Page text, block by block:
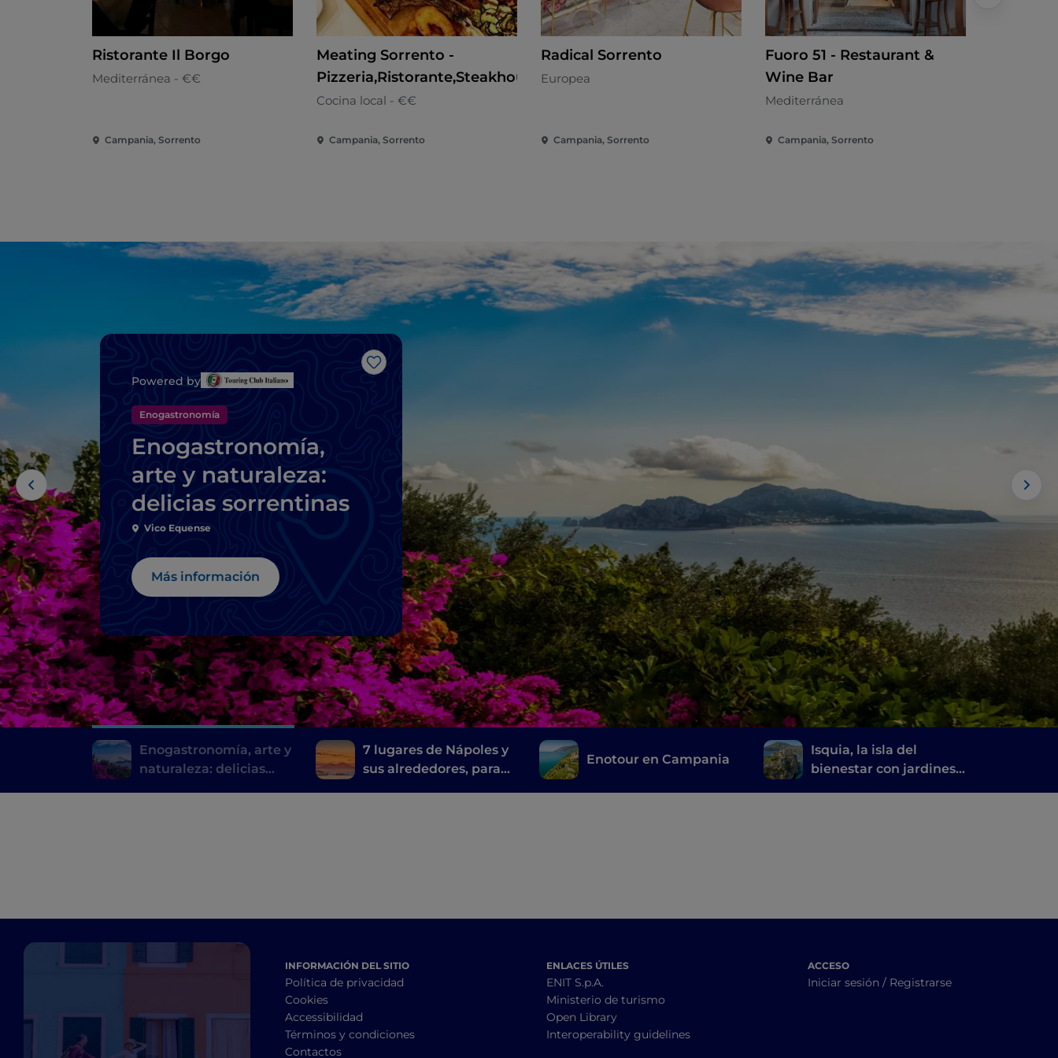
Ristorante Il Borgo
Mediterránea - €€
Campania, Sorrento
Meating Sorrento -
Pizzeria,Ristorante,Steakhouse
Cocina local - €€
Campania, Sorrento
Radical Sorrento
Europea
Campania, Sorrento
Fuoro 51 - Restaurant &
Wine Bar
Mediterránea
Campania, Sorrento
Me gusta
Powered by
Enogastronomía
Enogastronomía,
arte y naturaleza:
delicias sorrentinas
Vico Equense
Más información
Enogastronomía, arte y
naturaleza: delicias
7 lugares de Nápoles y
sus alrededores, para
Enotour en Campania
Isquia, la isla del
bienestar con jardines
INFORMACIÓN DEL SITIO
Política de privacidad
Cookies
Accessibilidad
Términos y condiciones
Contactos
ENLACES ÚTILES
ENIT S.p.A.
Ministerio de turismo
Open Library
Interoperability guidelines
ACCESO
Iniciar sesión / Registrarse